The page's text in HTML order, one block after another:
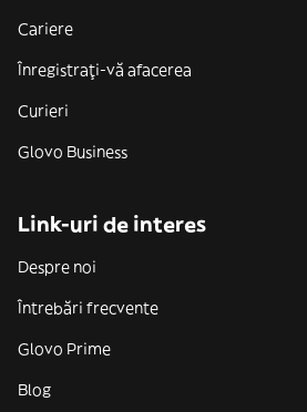
Cariere
Înregistrați-vă afacerea
Curieri
Glovo Business
Link-uri de interes
Despre noi
Întrebări frecvente
Glovo Prime
Blog